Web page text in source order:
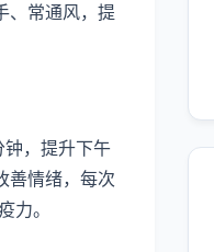
、常通风，提
，提升下午
善情绪，每次
力。